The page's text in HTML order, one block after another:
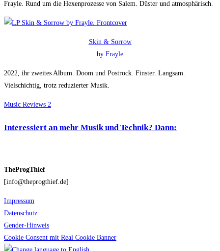
Frayle. Rund um die Hexenprozesse von Salem. Düster und atmosphärisch.
Skin & Sorrow
by Frayle
2022, ihr zweites Album. Doom und Postrock. Finster. Langsam.
Vielschichtig, trotz reduzierter Musik.
Music Reviews 2
Interessiert an mehr Musik und Technik? Dann:
TheProgThief
[info@theprogthief.de]
Impressum
Datenschutz
Gender-Hinweis
Cookie Consent mit Real Cookie Banner